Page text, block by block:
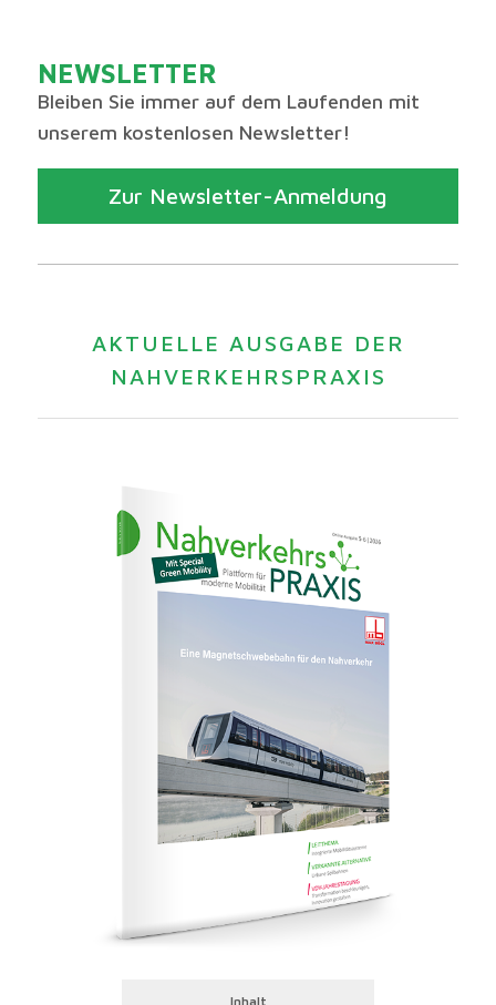
NEWSLETTER
Bleiben Sie immer auf dem Laufenden mit
unserem kostenlosen Newsletter!
Zur Newsletter-Anmeldung
AKTUELLE AUSGABE DER
NAHVERKEHRSPRAXIS
Inhalt